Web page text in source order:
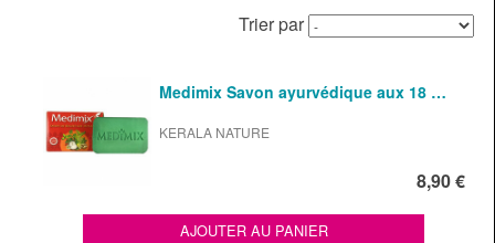
Trier par
Medimix Savon ayurvédique aux 18 …
KERALA NATURE
8,90 €
AJOUTER AU PANIER